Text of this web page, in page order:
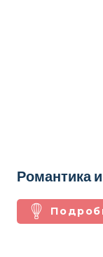
Романтика